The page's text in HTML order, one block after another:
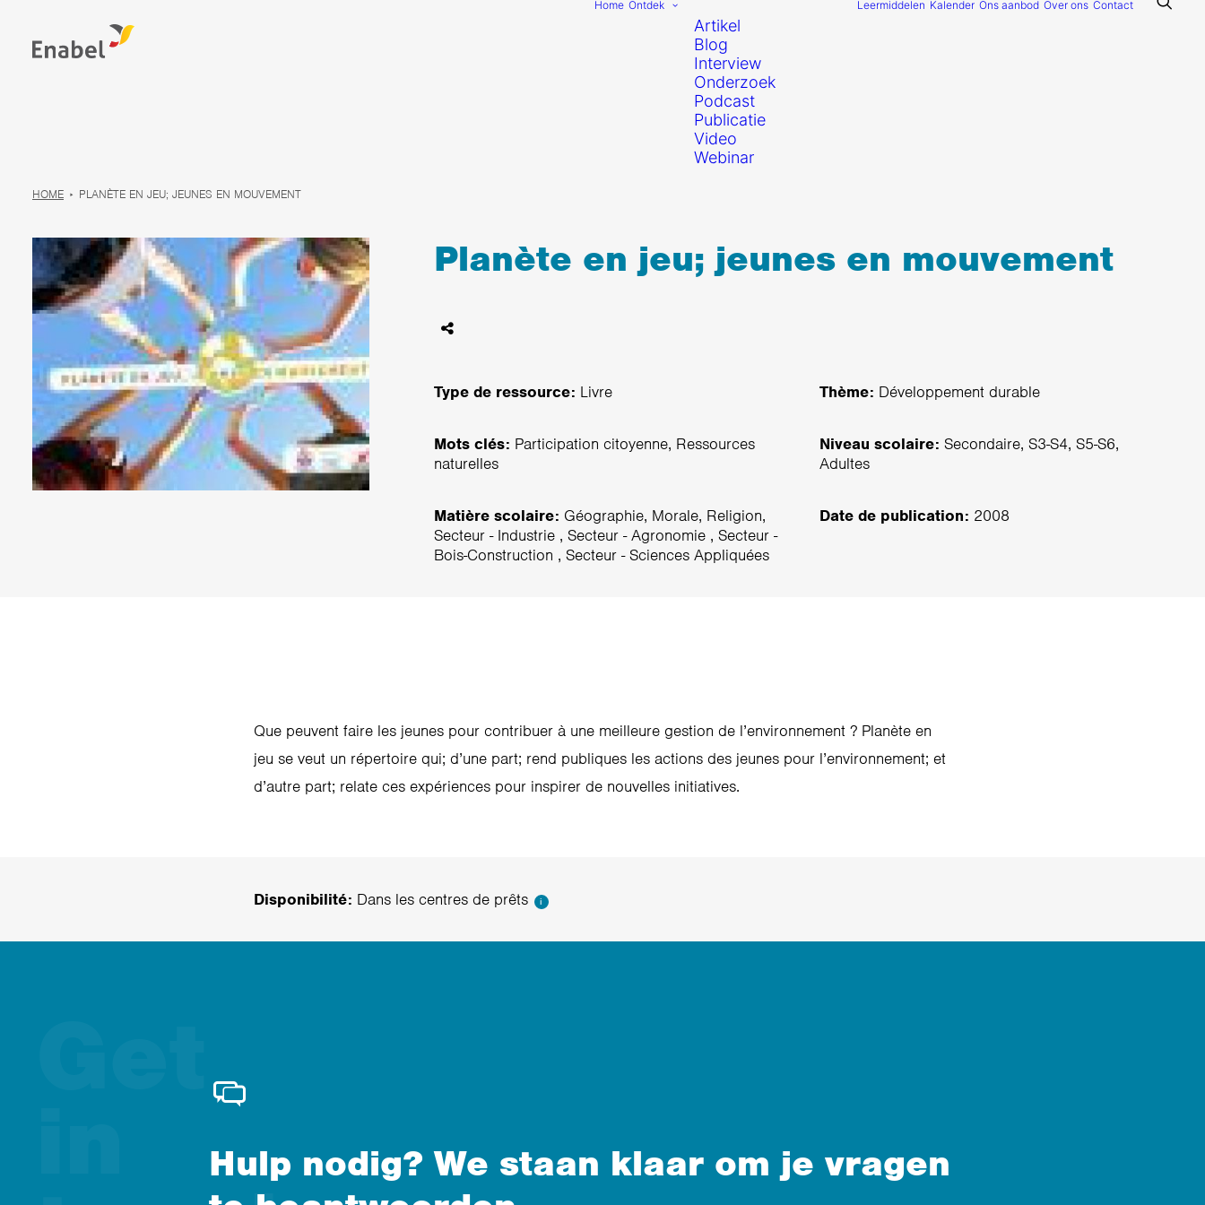
Home Ontdek
Artikel
Blog
Interview
Onderzoek
Podcast
Publicatie
Video
Webinar
Leermiddelen Kalender Ons aanbod Over ons Contact
HOME PLANÈTE EN JEU; JEUNES EN MOUVEMENT
Planète en jeu; jeunes en mouvement
Type de ressource: Livre
Mots clés: Participation citoyenne, Ressources
naturelles
Matière scolaire: Géographie, Morale, Religion,
Secteur - Industrie , Secteur - Agronomie , Secteur -
Bois-Construction , Secteur - Sciences Appliquées
Thème: Développement durable
Niveau scolaire: Secondaire, S3-S4, S5-S6,
Adultes
Date de publication: 2008
Que peuvent faire les jeunes pour contribuer à une meilleure gestion de l’environnement ? Planète en
jeu se veut un répertoire qui; d’une part; rend publiques les actions des jeunes pour l’environnement; et
d’autre part; relate ces expériences pour inspirer de nouvelles initiatives.
Disponibilité: Dans les centres de prêts i
Hulp nodig? We staan klaar om je vragen